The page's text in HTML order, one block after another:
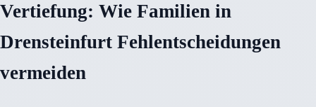
Vertiefung: Wie Familien in
Drensteinfurt Fehlentscheidungen
vermeiden